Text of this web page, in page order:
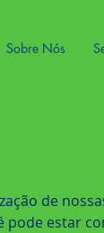
Sobre Nós
de
pode estar